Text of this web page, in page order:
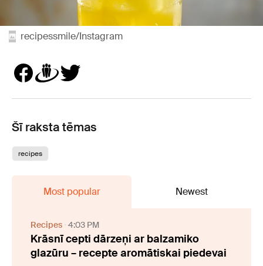
recipessmile/Instagram
Šī raksta tēmas
recipes
Most popular Newest
Recipes 4:03 PM
Krāsnī cepti dārzeņi ar balzamiko
glazūru – recepte aromātiskai piedevai